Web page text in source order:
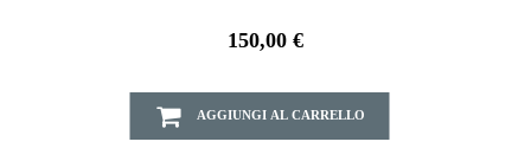
150,00 €
AGGIUNGI AL CARRELLO